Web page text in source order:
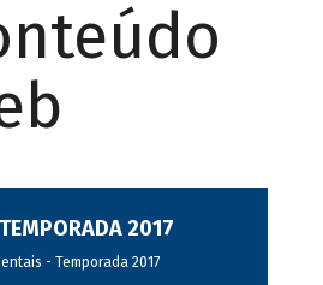
2017
- Temporada 2017